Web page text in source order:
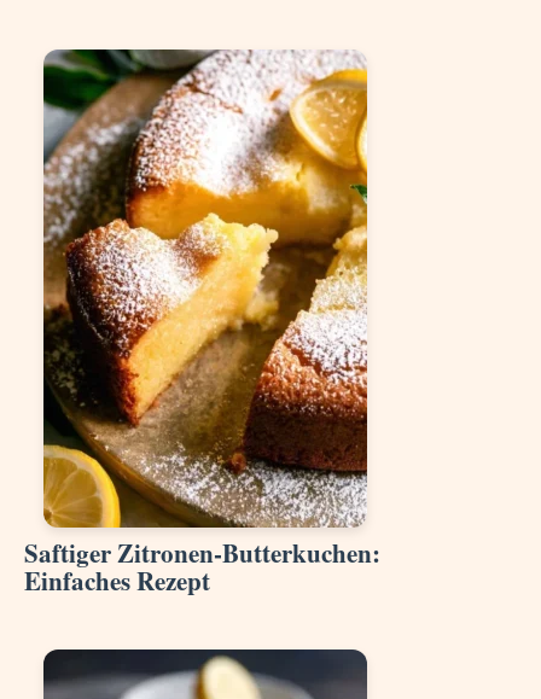
Saftiger Zitronen-Butterkuchen:
Einfaches Rezept